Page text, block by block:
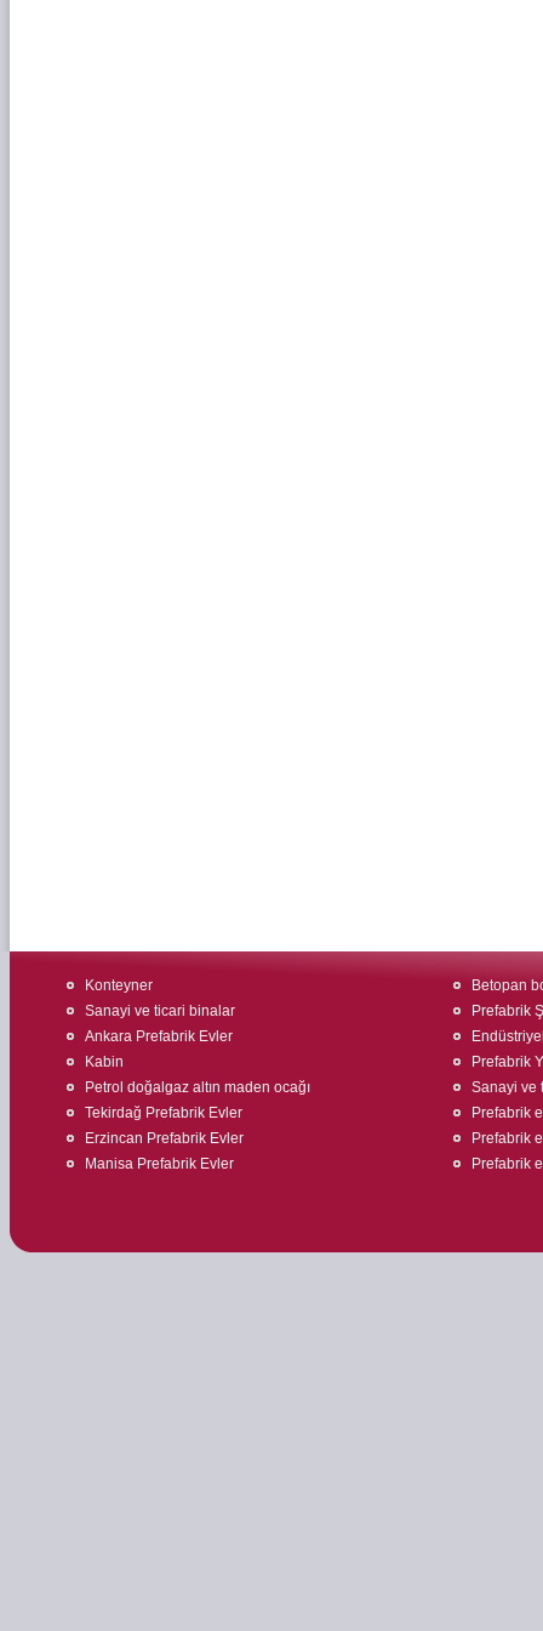
Konteyner
Sanayi ve ticari binalar
Ankara Prefabrik Evler
Kabin
Petrol doğalgaz altın maden ocağı
Tekirdağ Prefabrik Evler
Erzincan Prefabrik Evler
Manisa Prefabrik Evler
Betopan
Prefabrik
Prefabrik
Sanayi ve
Prefabrik
Prefabrik
Prefabrik